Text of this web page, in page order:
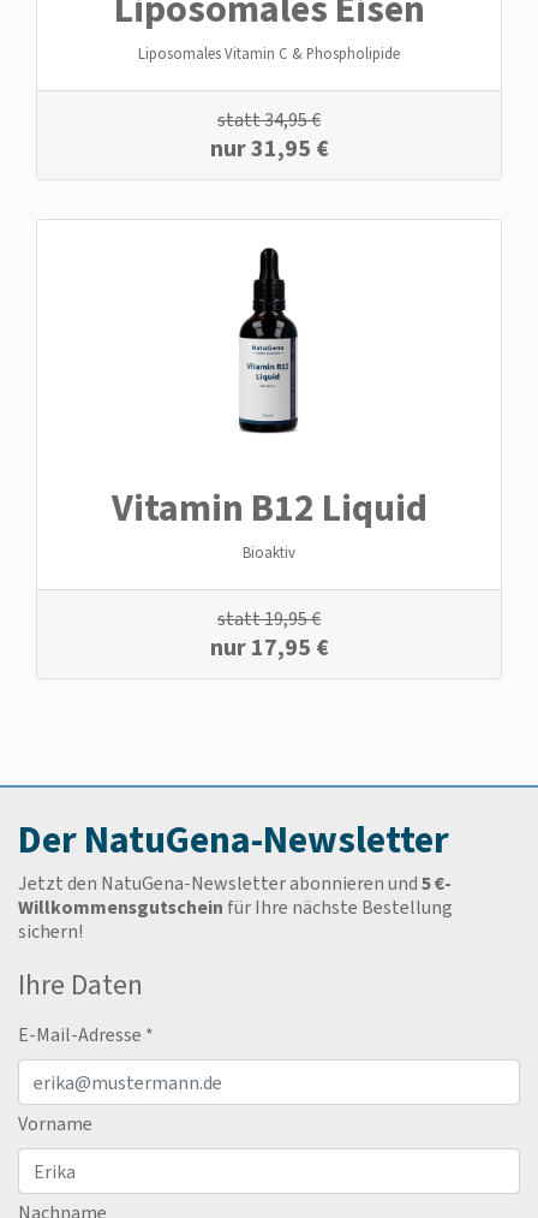
Liposomales Vitamin C & Phospholipide
statt34,95€
nur31,95 €
Vitamin B12 Liquid
Bioaktiv
statt19,95€
nur17,95 €
Der NatuGena-Newsletter
Jetzt den NatuGena-Newsletter abonnieren und5 €-
Willkommensgutschein für Ihre nächste Bestellung
sichern!
Ihre Daten
E-Mail-Adresse *
Vorname
Nachname